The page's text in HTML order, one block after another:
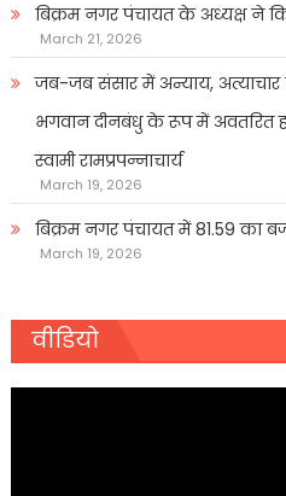
बिक्रम नगर पंचायत के अध्यक्ष ने
March 21, 2026
जब-जब संसार में अन्याय, अत्याचार
भगवान दीनबंधु के रूप में अवतरित
स्वामी रामप्रपन्नाचार्य
March 19, 2026
बिक्रम नगर पंचायत में 81.59 का
March 19, 2026
वीडियो